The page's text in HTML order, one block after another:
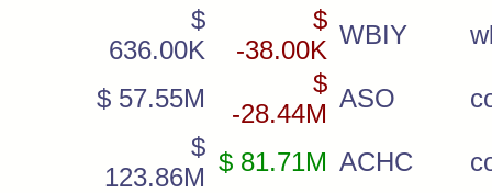
$
636.00K
$
-38.00K
WBIY
$ 57.55M
$
-28.44M
ASO
$
123.86M
$ 81.71M ACHC